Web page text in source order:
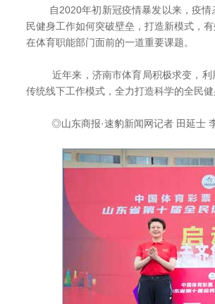
自2020年初新冠疫情暴发以来，疫情
民健身工作如何突破壁垒，打造新模式，
在体育职能部门面前的一道重要课题。
近年来，济南市体育局积极求变，利
传统线下工作模式，全力打造科学的全民健
◎山东商报·速豹新闻网记者 田延士